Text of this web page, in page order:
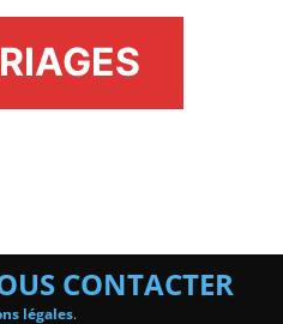
CONTACTER
légales.